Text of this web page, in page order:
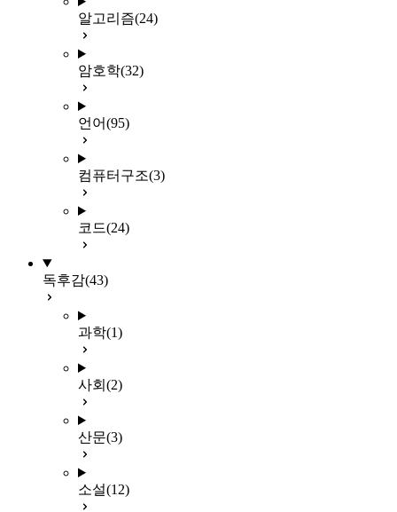
알고리즘(24)
암호학(32)
언어(95)
컴퓨터구조(3)
코드(24)
독후감(43)
과학(1)
사회 (2)
산문(3)
소설(12)